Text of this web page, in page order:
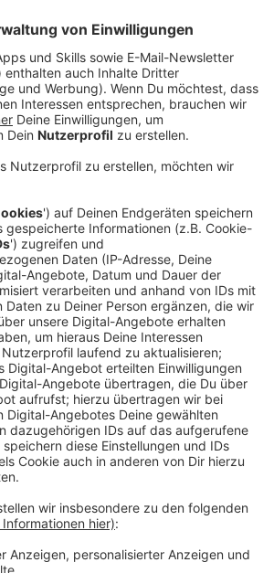
geheimnisvolle Stimme nach Elsa
einen unbändigen Drang, dieser
mit ihrer Schwester Anna,
Kristoff, dem Schneemann Olaf
begibt sie sich immer tiefer hinein in
nicht nur Elsas Vergangenheit eine
spielt, sondern auch ihre Zukunft
benötigen Ihre
um den YouTube
Service zu laden!
einen Service eines
um Videoinhalte
zu Ihren Aktivitäten
und stimmen Sie der